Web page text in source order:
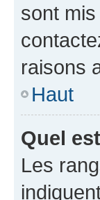
sont
raisons
Haut
Quel
Les